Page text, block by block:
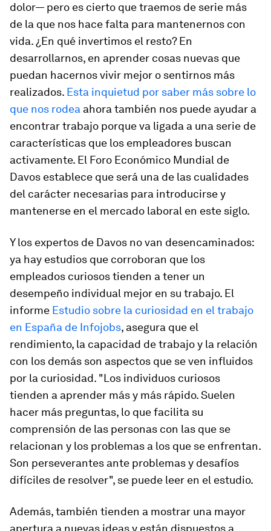
dolor— pero es cierto que traemos de serie más
de la que nos hace falta para mantenernos con
vida. ¿En qué invertimos el resto? En
desarrollarnos, en aprender cosas nuevas que
puedan hacernos vivir mejor o sentirnos más
realizados. Esta inquietud por saber más sobre lo
que nos rodea ahora también nos puede ayudar a
encontrar trabajo porque va ligada a una serie de
características que los empleadores buscan
activamente. El Foro Económico Mundial de
Davos establece que será una de las cualidades
del carácter necesarias para introducirse y
mantenerse en el mercado laboral en este siglo.
Y los expertos de Davos no van desencaminados:
ya hay estudios que corroboran que los
empleados curiosos tienden a tener un
desempeño individual mejor en su trabajo. El
informe Estudio sobre la curiosidad en el trabajo
en España de Infojobs, asegura que el
rendimiento, la capacidad de trabajo y la relación
con los demás son aspectos que se ven influidos
por la curiosidad. "Los individuos curiosos
tienden a aprender más y más rápido. Suelen
hacer más preguntas, lo que facilita su
comprensión de las personas con las que se
relacionan y los problemas a los que se enfrentan.
Son perseverantes ante problemas y desafíos
difíciles de resolver", se puede leer en el estudio.
Además, también tienden a mostrar una mayor
apertura a nuevas ideas y están dispuestos a